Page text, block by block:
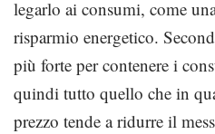
legarlo ai consumi, come
risparmio energetico.
più forte per contenere i
quindi tutto quello che in
prezzo tende a ridurre il